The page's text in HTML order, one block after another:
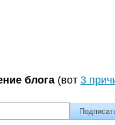
блога (вот 3